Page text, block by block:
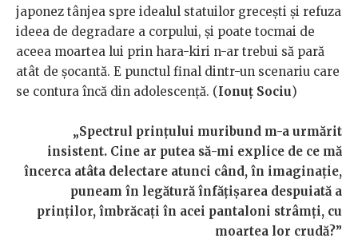
japonez tânjea spre idealul statuilor grecești și refuza
ideea de degradare a corpului, și poate tocmai de
aceea moartea lui prin hara-kiri n-ar trebui să pară
atât de șocantă. E punctul final dintr-un scenariu care
se contura încă din adolescență. (Ionuț Sociu)
„Spectrul prințului muribund m-a urmărit
insistent. Cine ar putea să-mi explice de ce mă
încerca atâta delectare atunci când, în imaginație,
puneam în legătură înfățișarea despuiată a
prinților, îmbrăcați în acei pantaloni strâmți, cu
moartea lor crudă?”